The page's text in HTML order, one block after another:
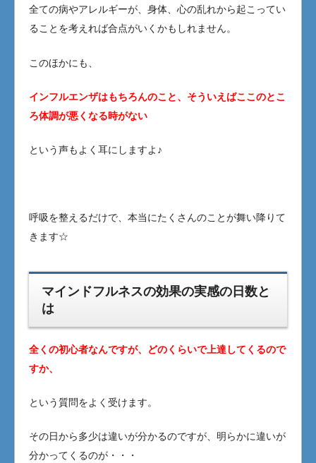
全ての病やアレルギーが、身体、心の乱れから起こってい
ることを考えれば合点がいくかもしれません。
このほかにも、
インフルエンザはもちろんのこと、そういえばここのとこ
ろ体調が悪くなる時がない
という声もよく耳にしますよ♪
呼吸を整えるだけで、本当にたくさんのことが舞い降りて
きます☆
マインドフルネスの効果の実感の日数と
は
全くの初心者なんですが、どのくらいで上達してくるので
すか、
という質問をよく受けます。
その日から多少は違いが分かるのですが、明らかに違いが
分かってくるのが・・・